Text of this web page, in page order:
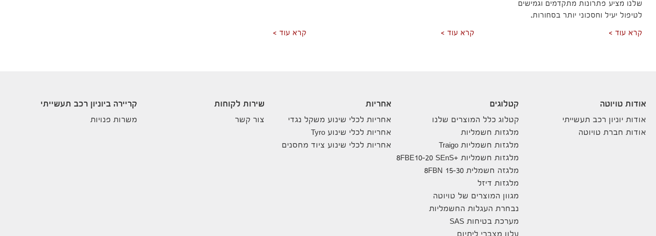
שלנו מציע פתרונות מתקדמים וגמישים
לטיפול יעיל וחסכוני יותר בסחורות.
קרא עוד קרא עוד קרא עוד
אודות טויוטה
אודות יוניון רכב תעשייתי
אודות חברת טויוטה
קטלוגים
קטלוג כלל המוצרים שלנו
מלגזות חשמליות
מלגזות חשמליות Traigo
מלגזות חשמליות +8FBE10-20 SEnS
מלגזה חשמלית 8FBN 15-30
מלגזות דיזל
מגוון המוצרים של טויוטה
נבחרת העגלות החשמליות
מערכת בטיחות SAS
אחריות
אחריות לכלי שינוע משקל נגדי
אחריות לכלי שינוע Tyro
אחריות לכלי שינוע ציוד מחסנים
שירות לקוחות
צור קשר
קריירה ביוניון רכב תעשייתי
משרות פנויות